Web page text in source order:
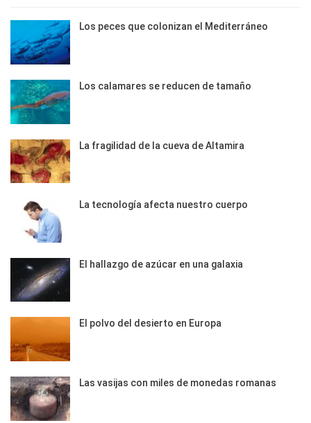
Los peces que colonizan el Mediterráneo
Los calamares se reducen de tamaño
La fragilidad de la cueva de Altamira
La tecnología afecta nuestro cuerpo
El hallazgo de azúcar en una galaxia
El polvo del desierto en Europa
Las vasijas con miles de monedas romanas